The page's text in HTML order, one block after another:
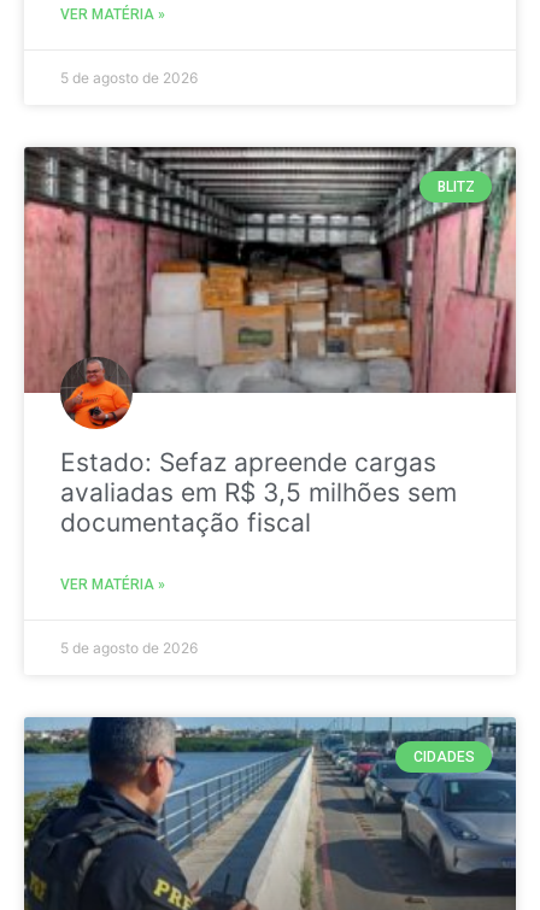
VER MATÉRIA »
5 de agosto de 2026
BLITZ
Estado: Sefaz apreende cargas
avaliadas em R$ 3,5 milhões sem
documentação fiscal
VER MATÉRIA »
5 de agosto de 2026
CIDADES